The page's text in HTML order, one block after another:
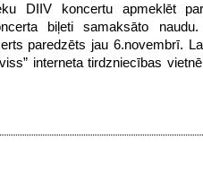
DIIV koncertu apmeklēt
biļeti samaksāto naudu.
paredzēts jau 6.novembrī.
interneta tirdzniecības